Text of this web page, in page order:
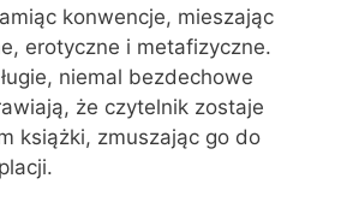
konwencje, mieszając
erotyczne i metafizyczne.
niemal bezdechowe
że czytelnik zostaje
książki, zmuszając go do